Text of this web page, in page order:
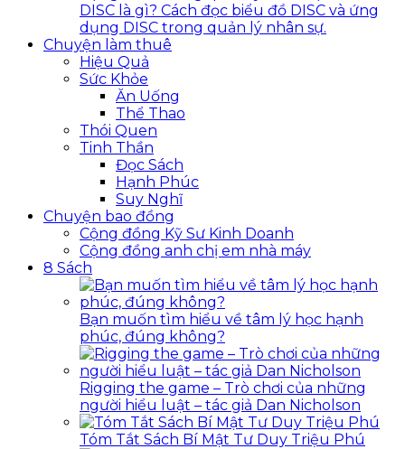
DISC là gì? Cách đọc biểu đồ DISC và ứng
dụng DISC trong quản lý nhân sự.
Chuyện làm thuê
Hiệu Quả
Sức Khỏe
Ăn Uống
Thể Thao
Thói Quen
Tinh Thần
Đọc Sách
Hạnh Phúc
Suy Nghĩ
Chuyện bao đồng
Cộng đồng Kỹ Sư Kinh Doanh
Cộng đồng anh chị em nhà máy
8 Sách
Bạn muốn tìm hiểu về tâm lý học hạnh
phúc, đúng không?
Rigging the game – Trò chơi của những
người hiểu luật – tác giả Dan Nicholson
Tóm Tắt Sách Bí Mật Tư Duy Triệu Phú